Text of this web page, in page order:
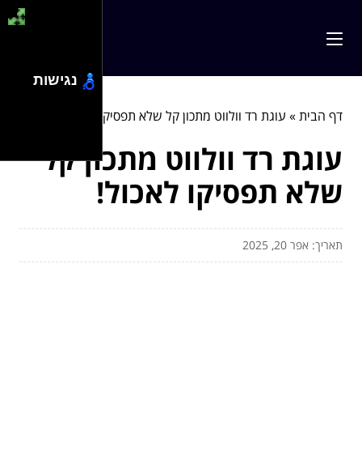
דף הבית» עוגת רד וולווט מתכון קל שלא תפסיקו לאכול!
עוגת רד וולווט מתכון קל
שלא תפסיקו לאכול!
תאריך: אפר 20, 2025
נגישות